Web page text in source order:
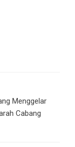
Menggelar
Cabang